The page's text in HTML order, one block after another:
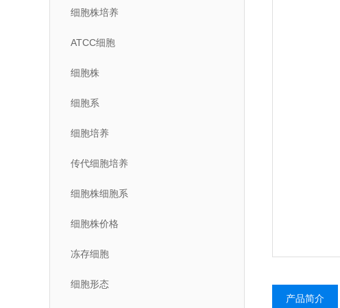
细胞株培养
ATCC细胞
细胞株
细胞系
细胞培养
传代细胞培养
细胞株细胞系
细胞株价格
冻存细胞
细胞形态
产品简介